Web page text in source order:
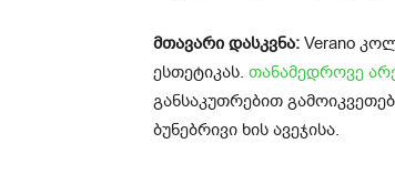
მთავარი დასკვნა: Verano
ესთეტიკას. თანამედროვე
განსაკუთრებით
ბუნებრივი ხის ავეჯისა.